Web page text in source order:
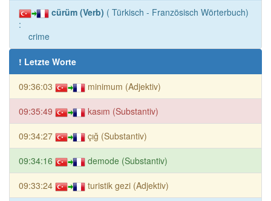
cürüm (Verb) ( Türkisch - Französisch Wörterbuch)
:
crime
! Letzte Worte
09:36:03 minimum (Adjektiv)
09:35:49 kasım (Substantiv)
09:34:27 çığ (Substantiv)
09:34:16 demode (Substantiv)
09:33:24 turistik gezi (Adjektiv)